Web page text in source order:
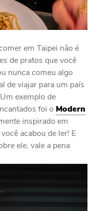
em Taipei não é
de pratos que você
nunca comeu algo
de viajar para um país
exemplo de
foi o Modern
inspirado em
acabou de ler! E
ele, vale a pena